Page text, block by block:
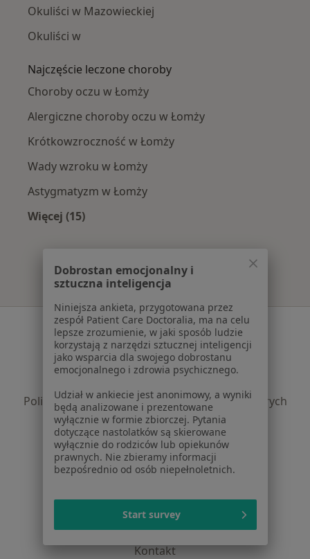
Okuliści w Mazowieckiej
Okuliści w
Najczęście leczone choroby
Choroby oczu w Łomży
Alergiczne choroby oczu w Łomży
Krótkowzroczność w Łomży
Wady wzroku w Łomży
Astygmatyzm w Łomży
Więcej (15)
Serwis
Regulamin
Polityka prywatności pacjentów
Polityka prywatności dla profesjonalistów, których
dane pozyskaliśmy samodzielnie
Polityka cookies
Jak działają wyniki wyszukiwania
Dostępność
Praca Rekrutujemy!
Partnerzy
Centrum prasowe
Kontakt
Dobrostan emocjonalny i
sztuczna inteligencja
Niniejsza ankieta, przygotowana przez
zespół Patient Care Doctoralia, ma na celu
lepsze zrozumienie, w jaki sposób ludzie
korzystają z narzędzi sztucznej inteligencji
jako wsparcia dla swojego dobrostanu
emocjonalnego i zdrowia psychicznego.
Udział w ankiecie jest anonimowy, a wyniki
będą analizowane i prezentowane
wyłącznie w formie zbiorczej. Pytania
dotyczące nastolatków są skierowane
wyłącznie do rodziców lub opiekunów
prawnych. Nie zbieramy informacji
bezpośrednio od osób niepełnoletnich.
Start survey